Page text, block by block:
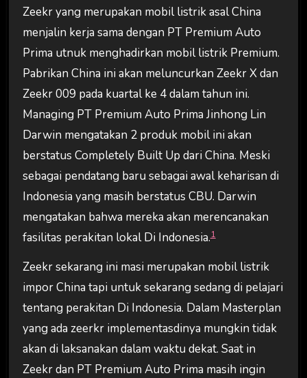
Zeekr yang merupakan mobil listrik asal China
menjalin kerja sama dengan PT Premium Auto
Prima utnuk menghadirkan mobil listrik Premium.
Pabrikan China ini akan meluncurkan Zeekr X dan
Zeekr 009 pada kuartal ke 4 dalam tahun ini.
Managing PT Premium Auto Prima Jinhong Lin
Darwin mengatakan 2 produk mobil ini akan
berstatus Completely Built Up dari China. Meski
sebagai pendatang baru sebagai awal keharisan di
Indonesia yang masih berstatus CBU. Darwin
mengatakan bahwa mereka akan merencanakan
fasilitas perakitan lokal Di Indonesia.1
Zeekr sekarang ini masi merupakan mobil listrik
impor China tapi untuk sekarang sedang di pelajari
tentang perakitan Di Indonesia. Dalam Masterplan
yang ada zeerkr implementasdinya mungkin tidak
akan di laksanakan dalam waktu dekat. Saat in
Zeekr dan PT Premium Auto Prima masih ingin